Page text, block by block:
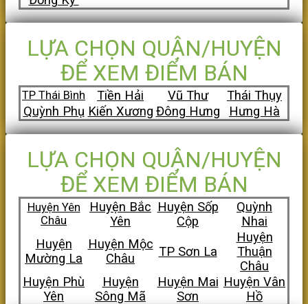
LỰA CHỌN QUẬN/HUYỆN
ĐỂ XEM ĐIỂM BÁN
TP Thái Bình Tiền Hải Vũ Thư
Thái Thụy
Quỳnh Phụ Kiến Xương Đông Hưng Hưng Hà
LỰA CHỌN QUẬN/HUYỆN
ĐỂ XEM ĐIỂM BÁN
Huyện Yên
Châu
Huyện Bắc
Yên
Huyện Sốp
Cộp
Quỳnh
Nhai
Huyện
Mường La
Huyện Mộc
Châu
TP Sơn La
Huyện
Thuận
Châu
Huyện Phù
Yên
Huyện
Sông Mã
Huyện Mai
Sơn
Huyện Vân
Hồ